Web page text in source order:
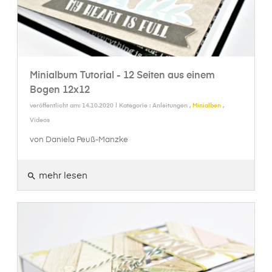
Minialbum Tutorial - 12 Seiten aus einem
Bogen 12x12
veröffentlicht am: 14.10.2020 | Kategorie : Anleitungen , Minialben ,
Videos
von Daniela Peuß-Manzke
search mehr lesen